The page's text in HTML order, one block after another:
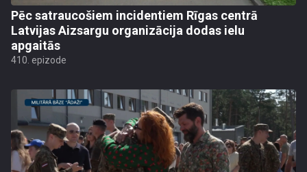
Pēc satraucošiem incidentiem Rīgas centrā
Latvijas Aizsargu organizācija dodas ielu
apgaitās
410. epizode